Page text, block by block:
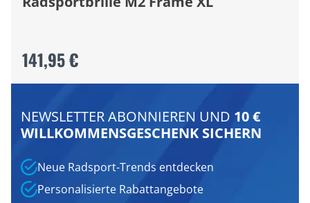
141,95 €
NEWSLETTER ABONNIEREN UND 10 €
WILLKOMMENSGESCHENK SICHERN
Neue Radsport-Trends entdecken
Personalisierte Rabattangebote